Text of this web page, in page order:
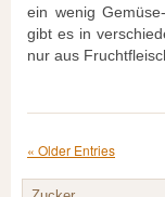
ein wenig
gibt es in
nur aus
« Older Entries